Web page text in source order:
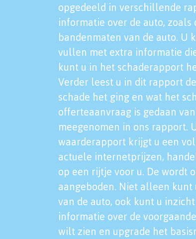
opgedeeld in verschillende
informatie over de auto,
bandenmaten van de auto. U
vullen met extra informatie
kunt u in het schaderapport
Verder leest u in dit rapport
schade het ging en wat het
offerteaanvraag is gedaan
meegenomen in ons rapport.
waarderapport krijgt u een
actuele internetprijzen,
op een rijtje voor u. De wordt
aangeboden. Niet alleen
van de auto, ook kunt u
informatie over de
wilt zien en upgrade het